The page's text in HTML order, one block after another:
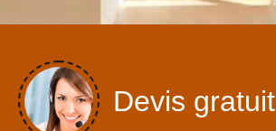
Devis gratuit